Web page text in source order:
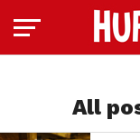
All